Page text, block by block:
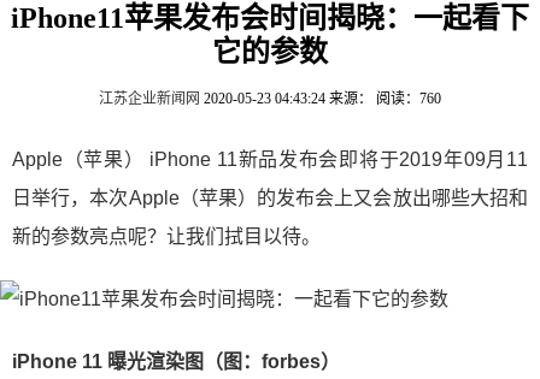
iPhone11苹果发布会时间揭晓：一起看下
它的参数
江苏企业新闻网 2020-05-23 04:43:24 来源： 阅读：760
Apple（苹果） iPhone 11新品发布会即将于2019年09月11
日举行，本次Apple（苹果）的发布会上又会放出哪些大招和
新的参数亮点呢？让我们拭目以待。
iPhone 11 曝光渲染图（图：forbes）